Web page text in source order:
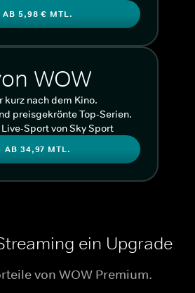
AB 5,98 € MTL.
WOW
kurz nach dem Kino.
preisgekrönte Top-Serien.
Sport von Sky Sport
AB 34,97 MTL.
ein Upgrade
von WOW Premium.